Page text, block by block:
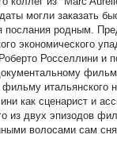
могли заказать
послания родным.
экономического
Росселлини и
итальянского
как сценарист и
из двух эпизодов
волосами сам